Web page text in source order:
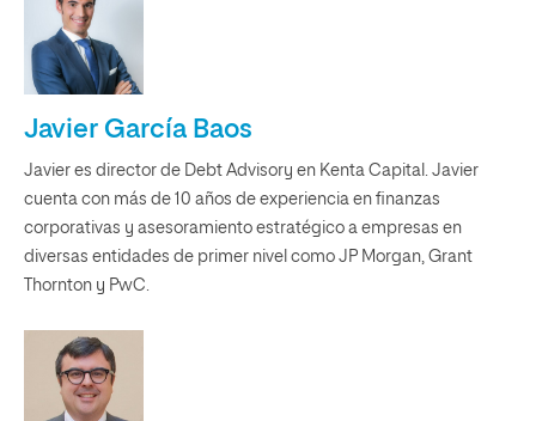
Javier García Baos
Javier es director de Debt Advisory en Kenta Capital. Javier
cuenta con más de 10 años de experiencia en finanzas
corporativas y asesoramiento estratégico a empresas en
diversas entidades de primer nivel como JP Morgan, Grant
Thornton y PwC.